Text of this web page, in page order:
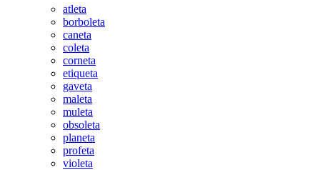
atleta
borboleta
caneta
coleta
corneta
etiqueta
gaveta
maleta
muleta
obsoleta
planeta
profeta
violeta